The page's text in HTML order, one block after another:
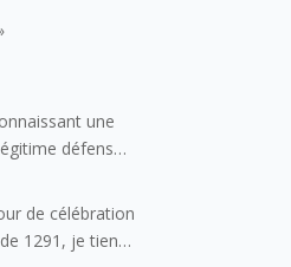
une
défense
de célébration
1291, je tiens